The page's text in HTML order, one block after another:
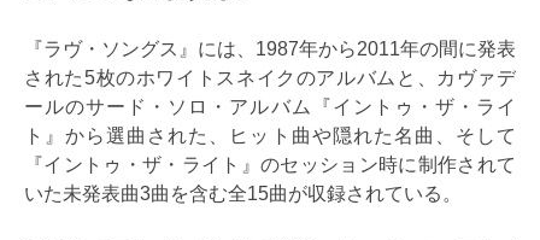
『ラヴ・ソングス』には、1987年から2011年の間に発表
された5枚のホワイトスネイクのアルバムと、カヴァデ
ールのサード・ソロ・アルバム『イントゥ・ザ・ライ
ト』から選曲された、ヒット曲や隠れた名曲、そして
『イントゥ・ザ・ライト』のセッション時に制作されて
いた未発表曲3曲を含む全15曲が収録されている。